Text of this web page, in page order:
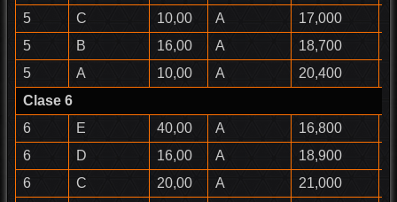
5
C 10,00 A 17,000
5
B 16,00 A 18,700
5
A 10,00 A 20,400
Clase 6
6
E 40,00 A 16,800
6
D 16,00 A 18,900
6
C 20,00 A 21,000